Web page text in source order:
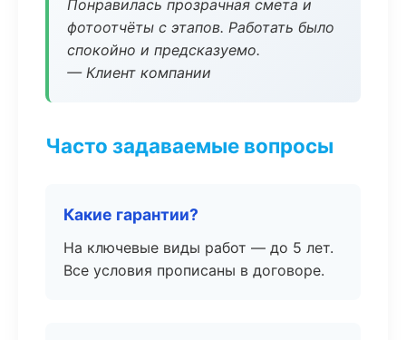
Понравилась прозрачная смета и
фотоотчёты с этапов. Работать было
спокойно и предсказуемо.
— Клиент компании
Часто задаваемые вопросы
Какие гарантии?
На ключевые виды работ — до 5 лет.
Все условия прописаны в договоре.